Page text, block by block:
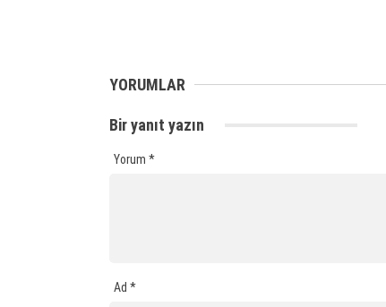
YORUMLAR
Bir yanıt yazın
Yorum *
Ad *